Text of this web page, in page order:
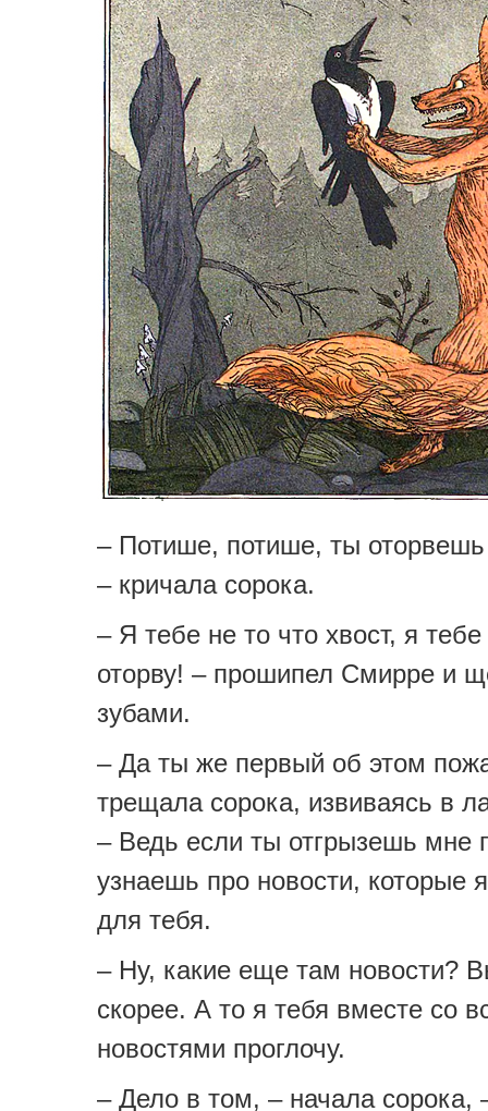
– Потише, потише, ты
– кричала сорока.
– Я тебе не то что хвост, я тебе
оторву! – прошипел Смирре и
зубами.
– Да ты же первый об этом
трещала сорока, извиваясь в
– Ведь если ты отгрызешь мне
узнаешь про новости, которые
для тебя.
– Ну, какие еще там новости?
скорее. А то я тебя вместе со
новостями проглочу.
– Дело в том, – начала сорока,